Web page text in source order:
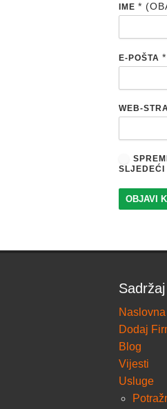
IME *
E-POŠTA
WEB-
SLJEDEĆI
Sadržaj
Naslovna
Dodaj
Blog
Vijesti
Usluge